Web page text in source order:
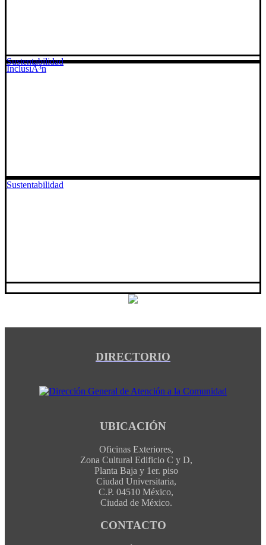
InclusiÃ³n
Sustentabilidad
Sustentabilidad
DIRECTORIO
UBICACIÓN
Oficinas Exteriores,
Zona Cultural Edificio C y D,
Planta Baja y 1er. piso
Ciudad Universitaria,
C.P. 04510 México,
Ciudad de México.
CONTACTO